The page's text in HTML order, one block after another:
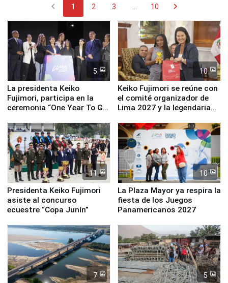
chevron_left 1 2 3 10 chevron_right
5
La presidenta Keiko
Fujimori, participa en la
ceremonia “One Year To Go
10
Keiko Fujimori se reúne con
el comité organizador de
Lima 2027 y la legendaria
11
Presidenta Keiko Fujimori
asiste al concurso
ecuestre “Copa Junín”
10
La Plaza Mayor ya respira la
fiesta de los Juegos
Panamericanos 2027
7 5